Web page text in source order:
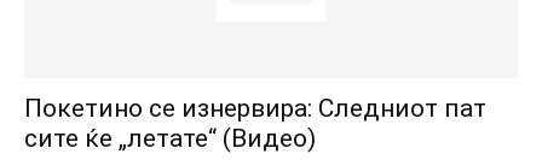
Покетино се изнервира: Следниот пат
сите ќе „летате“ (Видео)